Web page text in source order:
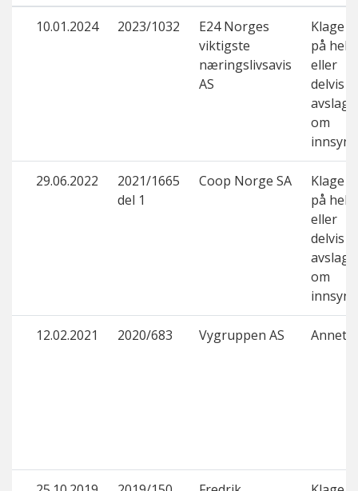
10.01.2024 2023/1032
E24 Norges
viktigste
næringslivsavis
AS
Klage
på helt
eller
delvis
avslag
om
innsyn
29.06.2022
2021/1665
del 1
Coop Norge SA
Klage
på helt
eller
delvis
avslag
om
innsyn
12.02.2021 2020/683 Vygruppen AS Annet